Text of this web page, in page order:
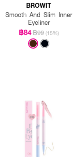
BROWIT
Smooth And Slim Inner
Eyeliner
฿84฿99 (15%)